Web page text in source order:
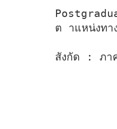
ต าแหน่งทา
สังกัด : ภาค